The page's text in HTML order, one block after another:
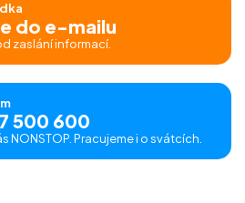
do e-mailu
zaslání informací.
500 600
NONSTOP. Pracujeme i o svátcích.